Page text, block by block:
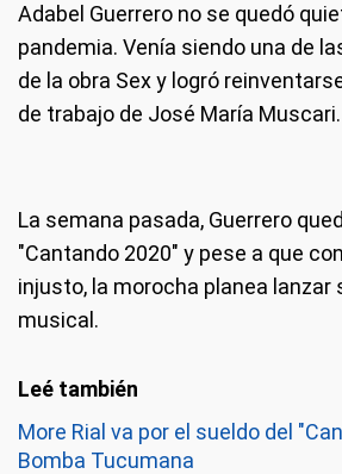
Adabel Guerrero no se quedó
pandemia. Venía siendo una de
de la obra Sex y logró
de trabajo de José María Muscari.
La semana pasada, Guerrero
"Cantando 2020" y pese a que
injusto, la morocha planea lanzar
musical.
More Rial va por el sueldo del
Bomba Tucumana